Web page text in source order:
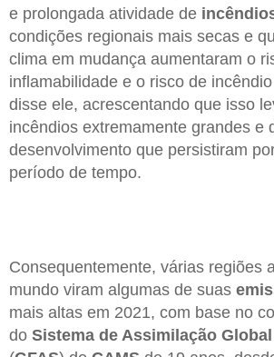
e prolongada atividade de
condições regionais mais secas e
clima em mudança aumentaram o
inflamabilidade e o risco de
disse ele, acrescentando que isso
incêndios extremamente grandes e
desenvolvimento que persistiram
período de tempo.
Consequentemente, várias regiões
mundo viram algumas de suas
mais altas em 2021, com base no
do Sistema de Assimilação